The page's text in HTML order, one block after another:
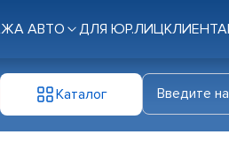
АВТО ДЛЯ ЮР.ЛИЦ
Каталог